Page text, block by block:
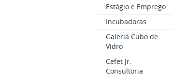
Estágio e Emprego
Incubadoras
Galeria Cubo de
Vidro
Cefet Jr.
Consultoria